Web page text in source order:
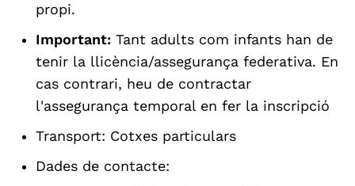
propi.
Important: Tant adults com infants han de
tenir la llicència/assegurança federativa. En
cas contrari, heu de contractar
l'assegurança temporal en fer la inscripció
Transport: Cotxes particulars
Dades de contacte: